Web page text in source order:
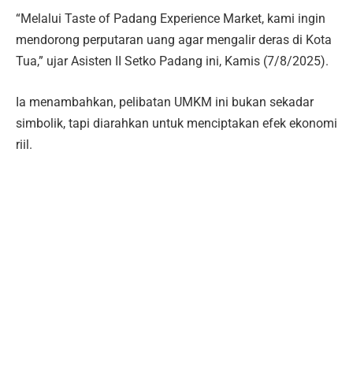
“Melalui Taste of Padang Experience Market, kami ingin
mendorong perputaran uang agar mengalir deras di Kota
Tua,” ujar Asisten II Setko Padang ini, Kamis (7/8/2025).
Ia menambahkan, pelibatan UMKM ini bukan sekadar
simbolik, tapi diarahkan untuk menciptakan efek ekonomi
riil.